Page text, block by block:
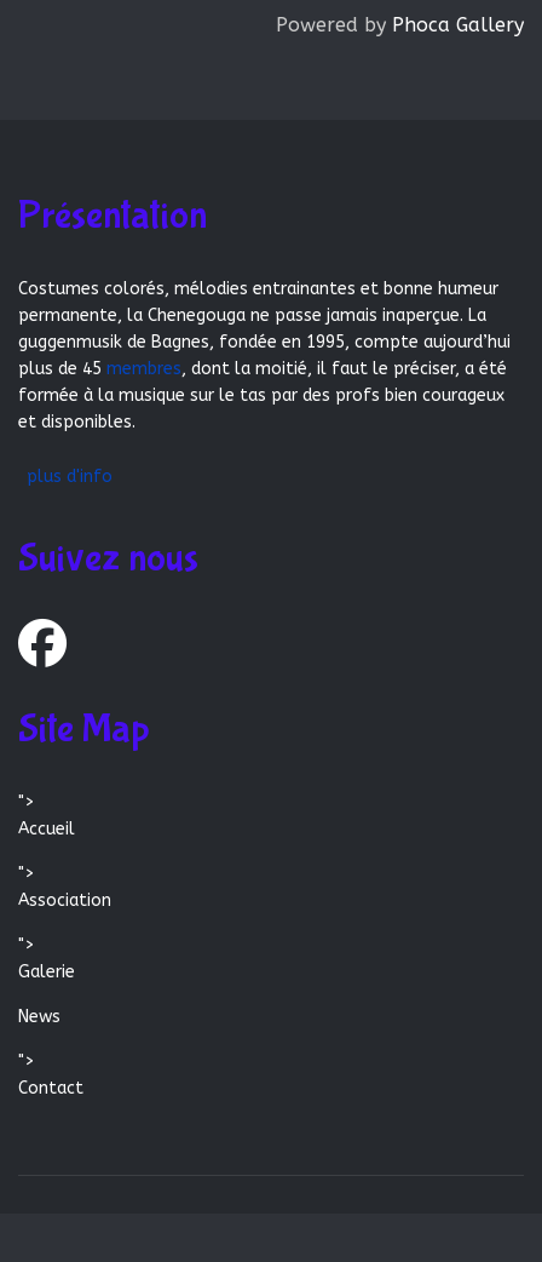
Powered by Phoca Gallery
Présentation
Costumes colorés, mélodies entrainantes et bonne humeur
permanente, la Chenegouga ne passe jamais inaperçue. La
guggenmusik de Bagnes, fondée en 1995, compte aujourd’hui
plus de 45 membres, dont la moitié, il faut le préciser, a été
formée à la musique sur le tas par des profs bien courageux
et disponibles.
plus d'info
Suivez nous
Site Map
">
Accueil
">
Association
">
Galerie
News
">
Contact